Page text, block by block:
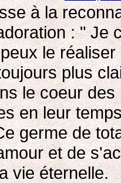
à la
: " Je
le
plus
le coeur
en leur
germe de
et de
vie éternelle.